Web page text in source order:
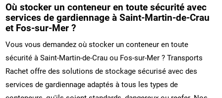
Où stocker un conteneur en toute sécurité avec
services de gardiennage à Saint-Martin-de-Crau
et Fos-sur-Mer ?
Vous vous demandez où stocker un conteneur en toute
sécurité à Saint-Martin-de-Crau ou Fos-sur-Mer ? Transports
Rachet offre des solutions de stockage sécurisé avec des
services de gardiennage adaptés à tous les types de